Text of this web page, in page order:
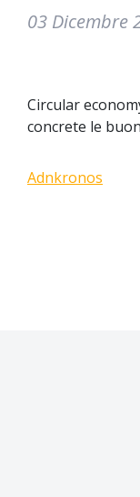
03 Dicembre
Circular
concrete le
Adnkronos